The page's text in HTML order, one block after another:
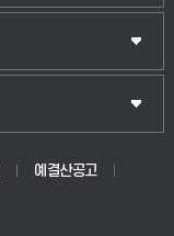
예결산공고